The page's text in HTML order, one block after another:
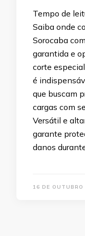
Tempo de
Saiba onde
Sorocaba
garantida e
corte
é
que buscam
cargas com
Versátil e
garante
danos durante
16 DE